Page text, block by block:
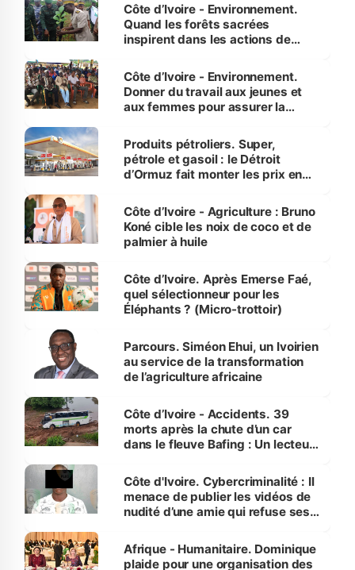
Côte d’Ivoire - Environnement.
Quand les forêts sacrées
inspirent dans les actions de
Côte d’Ivoire - Environnement.
Donner du travail aux jeunes et
aux femmes pour assurer la
menacées
Produits pétroliers. Super,
pétrole et gasoil : le Détroit
d’Ormuz fait monter les prix en
Côte d’Ivoire - Agriculture : Bruno
Koné cible les noix de coco et de
palmier à huile
Côte d’Ivoire. Après Emerse Faé,
quel sélectionneur pour les
Éléphants ? (Micro-trottoir)
Parcours. Siméon Ehui, un Ivoirien
au service de la transformation
de l’agriculture africaine
Côte d’Ivoire - Accidents. 39
morts après la chute d’un car
dans le fleuve Bafing : Un lecteur
des Transports
Côte d'Ivoire. Cybercriminalité : Il
menace de publier les vidéos de
nudité d’une amie qui refuse ses
Afrique - Humanitaire. Dominique
plaide pour une organisation des